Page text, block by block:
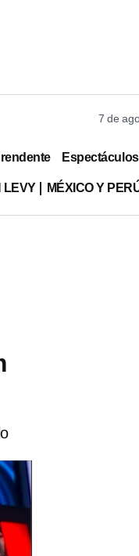
7 de
Espectáculos
LEVY MÉXICO Y